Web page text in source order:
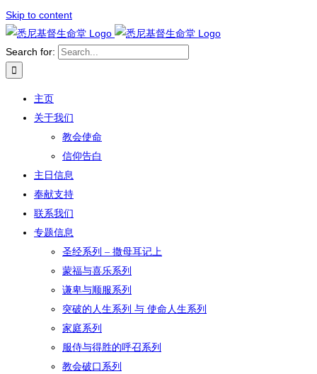
Skip to content
Search for:
主页
关于我们
教会使命
信仰告白
主日信息
奉献支持
联系我们
专题信息
圣经系列 – 撒母耳记上
蒙福与喜乐系列
谦卑与顺服系列
突破的人生系列 与 使命人生系列
家庭系列
服侍与得胜的呼召系列
教会破口系列